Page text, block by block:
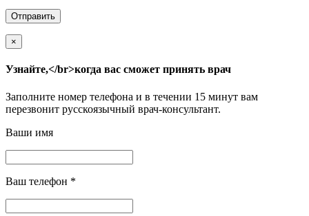
×
Узнайте,</br>когда вас сможет принять врач
Заполните номер телефона и в течении 15 минут вам
перезвонит русскоязычный врач-консультант.
Ваши имя
Ваш телефон *